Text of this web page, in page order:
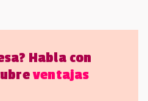
Habla con
ventajas